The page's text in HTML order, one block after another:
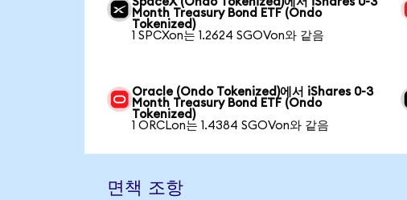
Month Treasury Bond ETF (Ondo
Tokenized)
1 SPCXon는 1.2624 SGOVon와 같음
Oracle (Ondo Tokenized)에서 iShares 0-3
Month Treasury Bond ETF (Ondo
Tokenized)
1 ORCLon는 1.4384 SGOVon와 같음
면책 조항